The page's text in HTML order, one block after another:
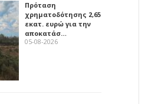
Πρόταση
χρηματοδότησης 2,65
εκατ. ευρώ για την
αποκατάσ…
05-08-2026